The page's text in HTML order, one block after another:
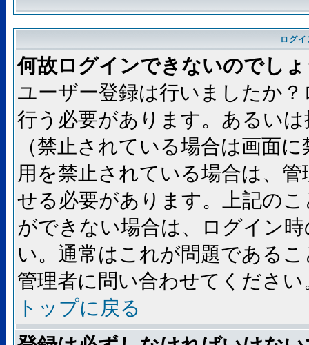
ログ
何故ログインできないのでし
ユーザー登録は行いましたか
行う必要があります。あるい
（禁止されている場合は画面
用を禁止されている場合は、
せる必要があります。上記の
ができない場合は、ログイン
い。通常はこれが問題である
管理者に問い合わせてください
トップに戻る